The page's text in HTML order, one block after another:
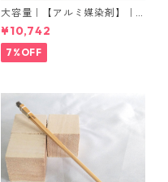
大容量｜【アルミ媒染剤】｜5
00g−3本入り｜塩化アルミニ
ウム
¥10,742
7%OFF